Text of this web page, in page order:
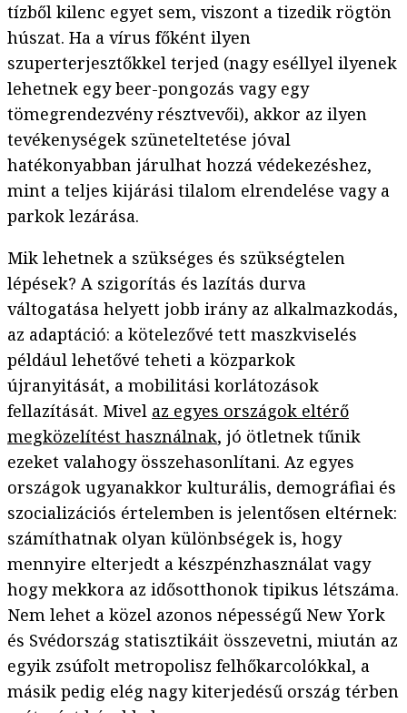
tízből kilenc egyet sem, viszont a tizedik rögtön
húszat. Ha a vírus főként ilyen
szuperterjesztőkkel terjed (nagy eséllyel ilyenek
lehetnek egy beer-pongozás vagy egy
tömegrendezvény résztvevői), akkor az ilyen
tevékenységek szüneteltetése jóval
hatékonyabban járulhat hozzá védekezéshez,
mint a teljes kijárási tilalom elrendelése vagy a
parkok lezárása.
Mik lehetnek a szükséges és szükségtelen
lépések? A szigorítás és lazítás durva
váltogatása helyett jobb irány az alkalmazkodás,
az adaptáció: a kötelezővé tett maszkviselés
például lehetővé teheti a közparkok
újranyitását, a mobilitási korlátozások
fellazítását. Mivel az egyes országok eltérő
megközelítést használnak, jó ötletnek tűnik
ezeket valahogy összehasonlítani. Az egyes
országok ugyanakkor kulturális, demográfiai és
szocializációs értelemben is jelentősen eltérnek:
számíthatnak olyan különbségek is, hogy
mennyire elterjedt a készpénzhasználat vagy
hogy mekkora az idősotthonok tipikus létszáma.
Nem lehet a közel azonos népességű New York
és Svédország statisztikáit összevetni, miután az
egyik zsúfolt metropolisz felhőkarcolókkal, a
másik pedig elég nagy kiterjedésű ország térben